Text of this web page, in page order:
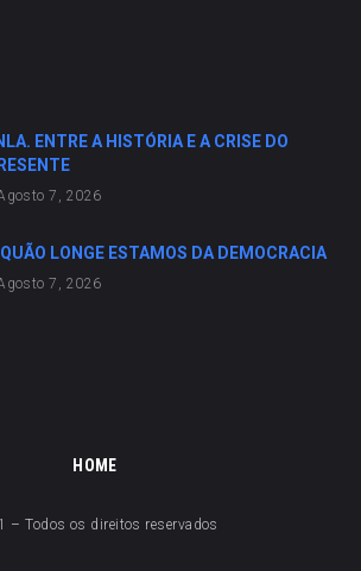
ENTRE A HISTÓRIA E A CRISE DO
7, 2026
LONGE ESTAMOS DA DEMOCRACIA
7, 2026
HOME
– Todos os direitos reservados